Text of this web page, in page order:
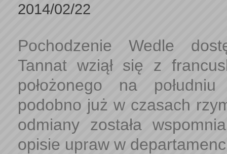
2014/02/22
Pochodzenie Wedle
Tannat wziął się z
położonego na
podobno już w czasach
odmiany została
opisie upraw w